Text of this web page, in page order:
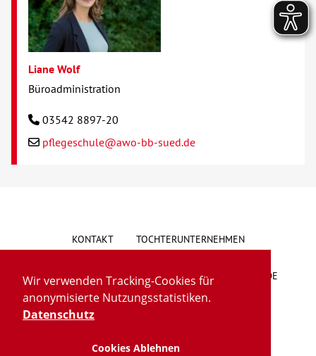
Wir verwenden Tracking-Cookies für
anonymisierte Nutzungsstatistiken.
Datenschutz
Cookies Ablehnen
Liane Wolf
Büroadministration
03542 8897-20
pflegeschule@awo-bb-sued.de
KONTAKT TOCHTERUNTERNEHMEN
HINWEISGEBERSYSTEM VORSCHLAG/BESCHWERDE
LIEFERKETTENGESETZ
IMPRESSUM DATENSCHUTZ